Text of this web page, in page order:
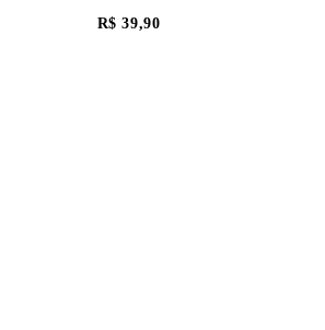
R$ 39,90